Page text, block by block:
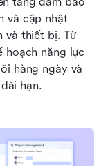
và cập nhật
và thiết bị. Từ
hoạch năng lực
hàng ngày và
hạn.